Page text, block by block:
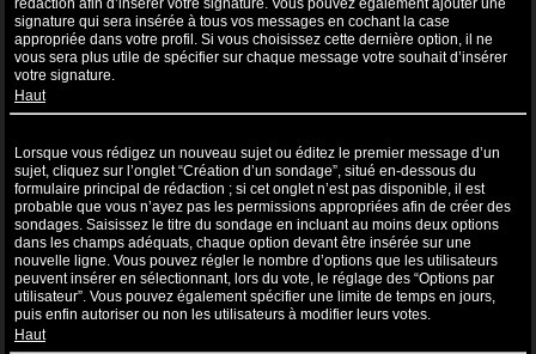
rédaction afin d’insérer votre signature. Vous pouvez également ajouter une
signature qui sera insérée à tous vos messages en cochant la case
appropriée dans votre profil. Si vous choisissez cette dernière option, il ne
vous sera plus utile de spécifier sur chaque message votre souhait d’insérer
votre signature.
Haut
Lorsque vous rédigez un nouveau sujet ou éditez le premier message d’un
sujet, cliquez sur l’onglet “Création d’un sondage”, situé en-dessous du
formulaire principal de rédaction ; si cet onglet n’est pas disponible, il est
probable que vous n’ayez pas les permissions appropriées afin de créer des
sondages. Saisissez le titre du sondage en incluant au moins deux options
dans les champs adéquats, chaque option devant être insérée sur une
nouvelle ligne. Vous pouvez régler le nombre d’options que les utilisateurs
peuvent insérer en sélectionnant, lors du vote, le réglage des “Options par
utilisateur”. Vous pouvez également spécifier une limite de temps en jours,
puis enfin autoriser ou non les utilisateurs à modifier leurs votes.
Haut